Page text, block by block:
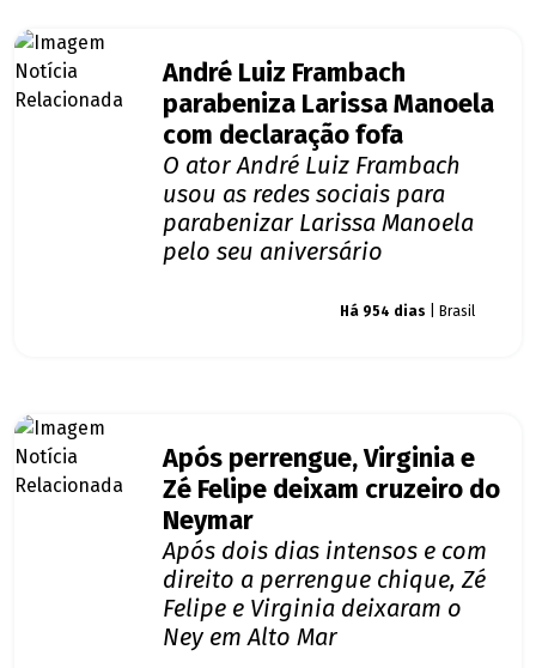
André Luiz Frambach
parabeniza Larissa Manoela
com declaração fofa
O ator André Luiz Frambach
usou as redes sociais para
parabenizar Larissa Manoela
pelo seu aniversário
Há 954 dias | Brasil
Após perrengue, Virginia e
Zé Felipe deixam cruzeiro do
Neymar
Após dois dias intensos e com
direito a perrengue chique, Zé
Felipe e Virginia deixaram o
Ney em Alto Mar